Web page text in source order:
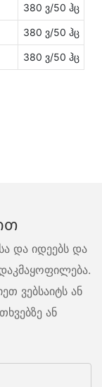
380 ვ/50 ჰც
380 ვ/50 ჰც
380 ვ/50 ჰც
და იდეებს და
ვებსაიტს ან
ან